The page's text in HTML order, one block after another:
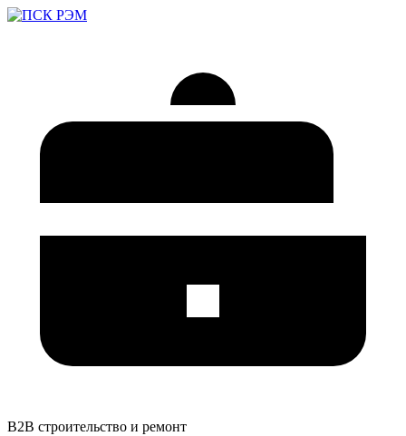
B2B строительство и ремонт